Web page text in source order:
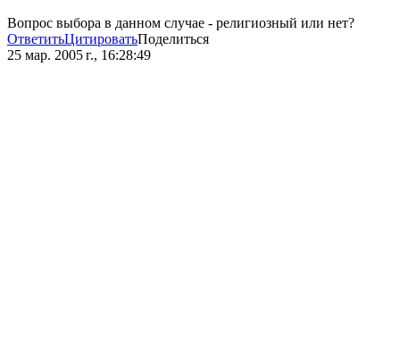
Вопрос выбора в данном случае - религиозный или нет?
ОтветитьЦитироватьПоделиться
25 мар. 2005 г., 16:28:49